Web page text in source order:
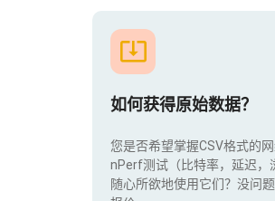
如何获得原始数据？
您是否希望掌握CSV格式的
nPerf测试（比特率，延迟，
随心所欲地使用它们？没问题